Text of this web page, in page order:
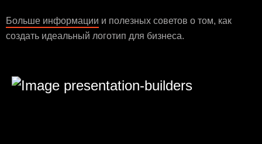
Больше информации и полезных советов о том, как
создать идеальный логотип для бизнеса.